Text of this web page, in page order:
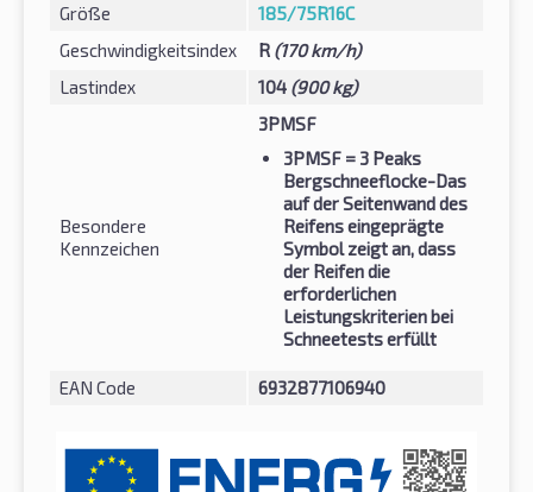
Größe
185/75R16C
Geschwindigkeitsindex
R (170 km/h)
Lastindex
104 (900 kg)
Besondere
Kennzeichen
3PMSF
3PMSF = 3 Peaks
Bergschneeflocke-Das
auf der Seitenwand des
Reifens eingeprägte
Symbol zeigt an, dass
der Reifen die
erforderlichen
Leistungskriterien bei
Schneetests erfüllt
EAN Code 6932877106940